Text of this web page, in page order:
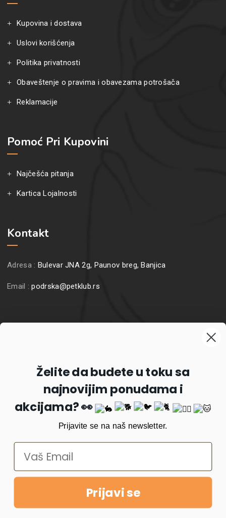
Kupovina i dostava
Uslovi korišćenja
Politika privatnosti
Obaveštenje o pravima i obavezama potrošača
Reklamacije
Pomoć Pri Kupovini
Najčešća pitanja
Kartica Lojalnosti
Kontakt
Adresa : Bulevar JNA 2g, Paunov breg, Banjica
Email :podrska@petklub.rs
Prijavi se
Želite da budete u toku sa
najnovijim ponudama i
akcijama? 👀
Prijavite se na naš newsletter.
Prijavi se